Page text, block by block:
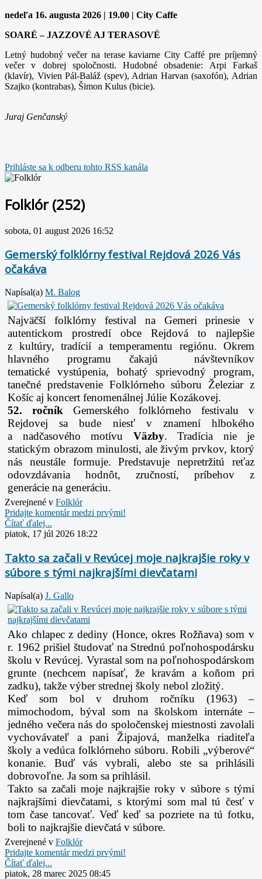
nedeľa 16. augusta 2026 | 19.00 | City Caffe
SOARÉ – JAZZOVÉ AJ TERASOVÉ
Letný hudobný večer na terase kaviarne City Caffé pre príjemný
večer v dobrej spoločnosti. Hudobné obsadenie: Arpi Farkaš
(klavír), Vivien Pál-Baláž (spev), Adrian Harvan (saxofón), Adrian
Szajko (kontrabas), Šimon Kulus (bicie).
Juraj Genčanský
Prihláste sa k odberu tohto RSS kanála
Folklór (252)
sobota, 01 august 2026 16:52
Gemerský folklórny festival Rejdová 2026 Vás
očakáva
Napísal(a) M. Balog
Najväčší folklórny festival na Gemeri prinesie v
autentickom prostredí obce Rejdová to najlepšie
z kultúry, tradícií a temperamentu regiónu. Okrem
hlavného programu čakajú návštevníkov
tematickévystúpenia, bohatý sprievodný program,
tanečné predstavenie Folklórneho súboru Železiar z
Košíc aj koncert fenomenálnej Júlie Kozákovej.
52. ročník Gemerského folklórneho festivalu v
Rejdovej sa bude niesť v znamení hlbokého
a nadčasového motívu Väzby. Tradícia nie je
statickým obrazom minulosti, ale živým prvkov, ktorý
nás neustále formuje. Predstavuje nepretržitú reťaz
odovzdávania hodnôt, zručností, príbehov z
generácie na generáciu.
Zverejnené v Folklór
Pridajte komentár medzi prvými!
Čítať ďalej...
piatok, 17 júl 2026 18:22
Takto sa začali v Revúcej moje najkrajšie roky v
súbore s tými najkrajšími dievčatami
Napísal(a) J. Gallo
Ako chlapec z dediny (Honce, okres Rožňava) som v
r. 1962 prišiel študovať na Strednú poľnohospodársku
školu v Revúcej. Vyrastal som na poľnohospodárskom
grunte (nechcem napísať, že kravám a koňom pri
zadku), takže výber strednej školy nebol zložitý.
Keď som bol v druhom ročníku (1963) –
mimochodom, býval som na školskom internáte –
jedného večera nás do spoločenskej miestnosti zavolali
vychovávateľ a pani Žipajová, manželka riaditeľa
školy a vedúca folklórneho súboru. Robili „výberové“
konanie. Buď vás vybrali, alebo ste sa prihlásili
dobrovoľne. Ja som sa prihlásil.
Takto sa začali moje najkrajšie roky v súbore s tými
najkrajšími dievčatami, s ktorými som mal tú česť v
tom čase tancovať. Veď keď sa pozriete na tú fotku,
boli to najkrajšie dievčatá v súbore.
Zverejnené v Folklór
Pridajte komentár medzi prvými!
Čítať ďalej...
piatok, 28 marec 2025 08:45